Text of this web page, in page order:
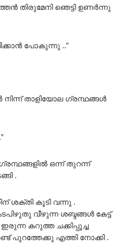
തിരുമേനി ഞെട്ടി ഉണർന്നു
പോകുന്നു ..”
നിന്ന് താളിയോല ഗ്രന്ഥങ്ങൾ
ഒന്ന് തുറന്ന്
.
ശക്തി കൂടി വന്നു .
വീഴുന്ന ശബ്ദങ്ങൾ കേട്ട്
കറുത്ത ചക്കിപ്പൂച്ച
പുറത്തേക്കു എത്തി നോക്കി .